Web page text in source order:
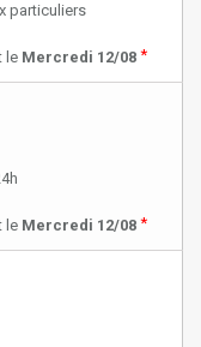
particuliers
le Mercredi 12/08 *
le Mercredi 12/08 *